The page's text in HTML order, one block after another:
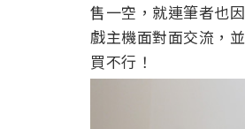
售一空，就連筆者也
戲主機面對面交流，
買不行！